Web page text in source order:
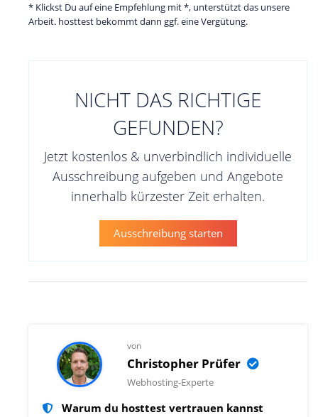
* Klickst Du auf eine Empfehlung mit *, unterstützt das unsere
Arbeit. hosttest bekommt dann ggf. eine Vergütung.
NICHT DAS RICHTIGE
GEFUNDEN?
Jetzt kostenlos & unverbindlich individuelle
Ausschreibung aufgeben und Angebote
innerhalb kürzester Zeit erhalten.
Ausschreibung starten
von
Christopher Prüfer
Webhosting-Experte
Warum du hosttest vertrauen kannst